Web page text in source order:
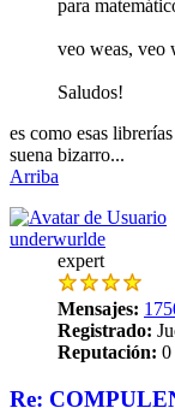
para
veo weas, veo
Saludos!
es como esas
suena bizarro...
Arriba
underwurlde
expert
Mensajes:
Registrado:
Reputación: 0
Re: